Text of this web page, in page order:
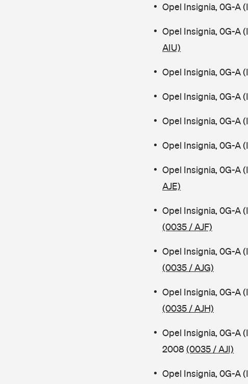
Opel Insignia, 0G-A
Opel Insignia, 0G-A
AIU)
Opel Insignia, 0G-A
Opel Insignia, 0G-A
Opel Insignia, 0G-A
Opel Insignia, 0G-A
Opel Insignia, 0G-A
AJE)
Opel Insignia, 0G-A
(0035 / AJF)
Opel Insignia, 0G-A
(0035 / AJG)
Opel Insignia, 0G-A
(0035 / AJH)
Opel Insignia, 0G-A
2008(0035 / AJI)
Opel Insignia, 0G-A